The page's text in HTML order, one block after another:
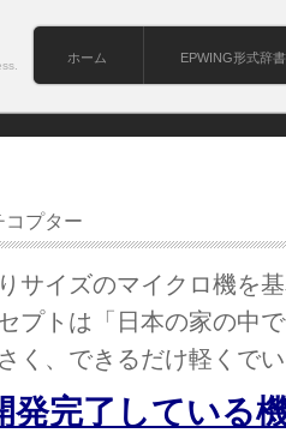
ホーム EPWING形式辞書
コプター
サイズのマイクロ機を
プトは「日本の家の中
く、できるだけ軽くで
完了している